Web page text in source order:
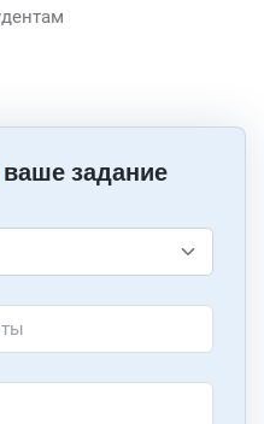
ваше задание